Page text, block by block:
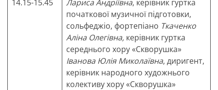
14.15-15.45
Лариса Андріївна, керівник гуртка
початкової музичної підготовки,
сольфеджіо, фортепіано Ткаченко
Аліна Олегівна, керівник гуртка
середнього хору «Скворушка»
Іванова Юлія Миколаївна, диригент,
керівник народного художнього
колективу хору «Скворушка»